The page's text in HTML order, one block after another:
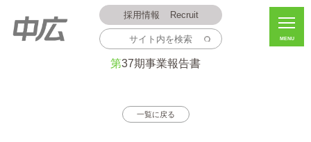
採用情報 Recruit
MENU
第37期事業報告書
一覧に戻る